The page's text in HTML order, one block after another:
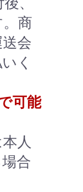
商
会
く
可能
人
合